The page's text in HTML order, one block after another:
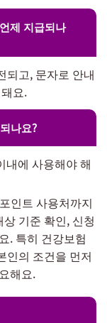
제 지급되나
되고, 문자로 안내
요.
나요?
내에 사용해야 해
인트 사용처까지
기준 확인, 신청
. 특히 건강보험
인의 조건을 먼저
해요.